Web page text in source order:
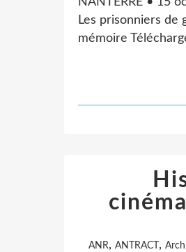
Les prisonniers de
mémoire
ANR, ANTRACT ,